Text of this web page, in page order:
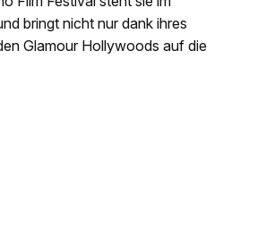
bringt nicht nur dank ihres
Glamour Hollywoods auf die